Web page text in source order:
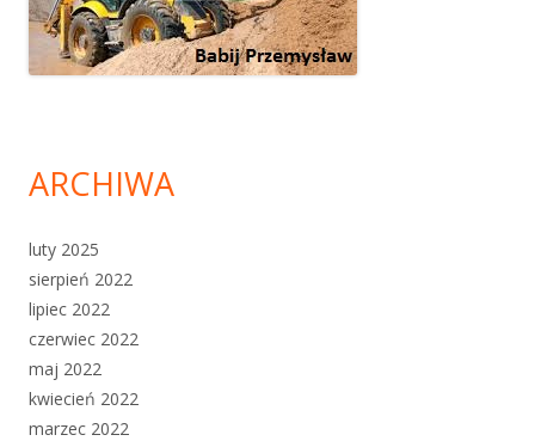
ARCHIWA
luty 2025
sierpień 2022
lipiec 2022
czerwiec 2022
maj 2022
kwiecień 2022
marzec 2022